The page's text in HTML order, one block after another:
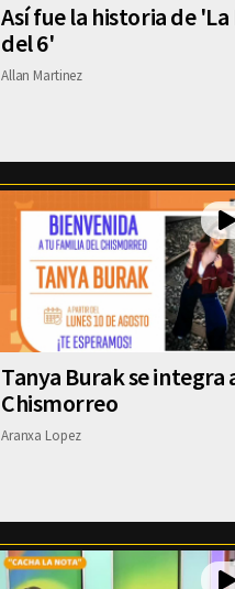
Así fue la historia de 'La
del 6'
Allan Martinez
Tanya Burak se integra
Chismorreo
Aranxa Lopez